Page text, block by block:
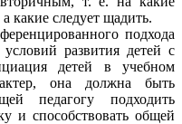
какие следует щадить.
подхода
развития детей с
детей в учебном
она должна быть
педагогу подходить
и способствовать общей